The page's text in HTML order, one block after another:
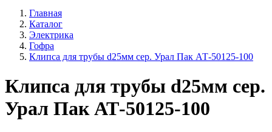
Главная
Каталог
Электрика
Гофра
Клипса для трубы d25мм сер. Урал Пак АТ-50125-100
Клипса для трубы d25мм сер.
Урал Пак АТ-50125-100